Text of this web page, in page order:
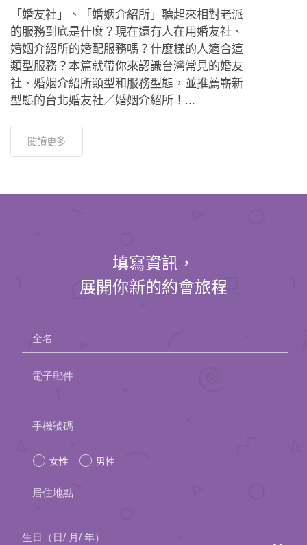
「婚友社」、「婚姻介紹所」聽起來相對老派
的服務到底是什麼？現在還有人在用婚友社、
婚姻介紹所的婚配服務嗎？什麼樣的人適合這
類型服務？本篇就帶你來認識台灣常見的婚友
社、婚姻介紹所類型和服務型態，並推薦嶄新
型態的台北婚友社／婚姻介紹所！...
閱讀更多
填寫資訊，
展開你新的約會旅程
全名
電子郵件
leave
this
field
empty.
手機號碼
女性 男性
居住地點
生日（日/ 月/ 年）